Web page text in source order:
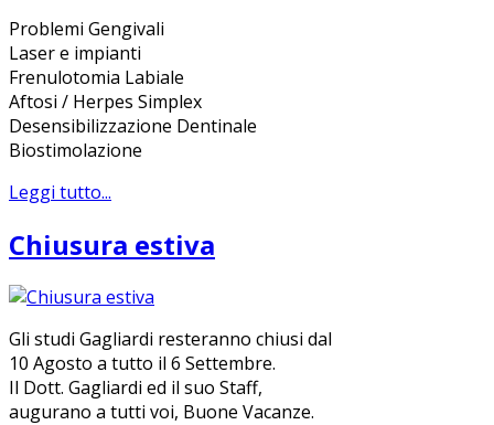
Problemi Gengivali
Laser e impianti
Frenulotomia Labiale
Aftosi / Herpes Simplex
Desensibilizzazione Dentinale
Biostimolazione
Leggi tutto...
Chiusura estiva
Gli studi Gagliardi resteranno chiusi dal
10 Agosto a tutto il 6 Settembre.
Il Dott. Gagliardi ed il suo Staff,
augurano a tutti voi, Buone Vacanze.